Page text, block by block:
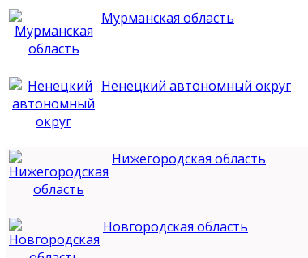
Мурманская область
Ненецкий автономный округ
Нижегородская область
Новгородская область